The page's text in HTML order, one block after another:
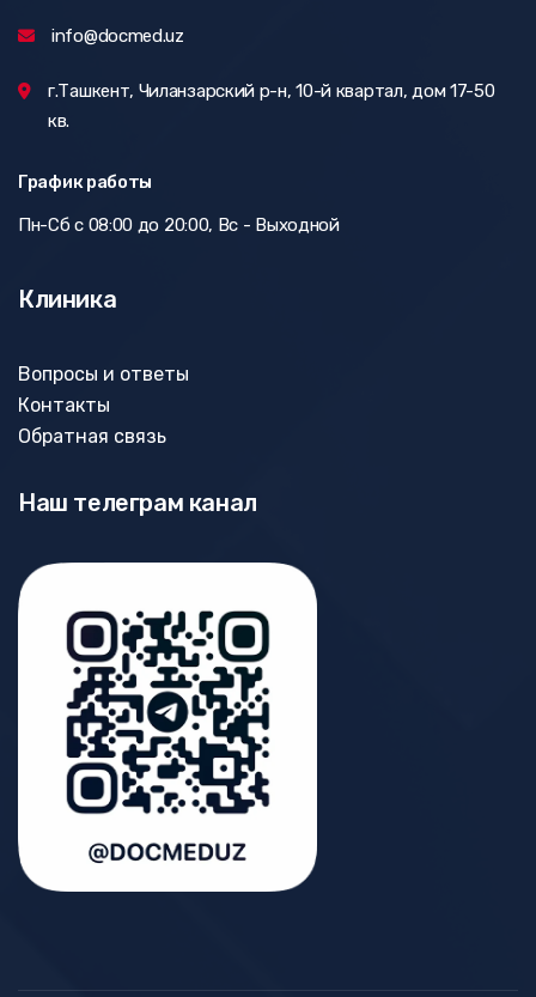
info@docmed.uz
г.Ташкент, Чиланзарский р-н, 10-й квартал, дом 17-50
кв.
График работы
Пн-Сб с 08:00 до 20:00, Вс - Выходной
Клиника
Вопросы и ответы
Контакты
Обратная связь
Наш телеграм канал